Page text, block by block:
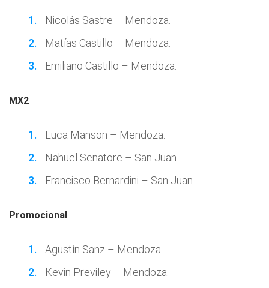
Nicolás Sastre – Mendoza.
Matías Castillo – Mendoza.
Emiliano Castillo – Mendoza.
MX2
Luca Manson – Mendoza.
Nahuel Senatore – San Juan.
Francisco Bernardini – San Juan.
Promocional
Agustín Sanz – Mendoza.
Kevin Previley – Mendoza.